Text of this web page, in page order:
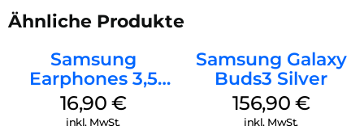
Ähnliche Produkte
Samsung
Earphones 3,5
mm Schwarz
16,90 €
inkl. MwSt.
Samsung Galaxy
Buds3 Silver
156,90 €
inkl. MwSt.